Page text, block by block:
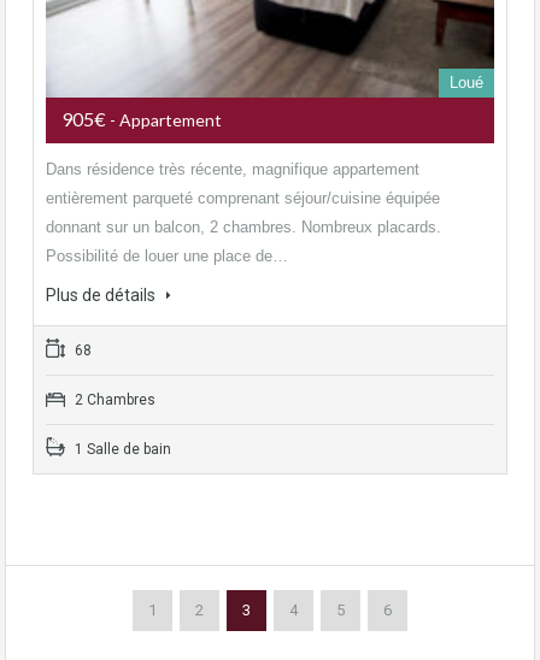
Loué
905€ - Appartement
Dans résidence très récente, magnifique appartement
entièrement parqueté comprenant séjour/cuisine équipée
donnant sur un balcon, 2 chambres. Nombreux placards.
Possibilité de louer une place de…
Plus de détails
68
2 Chambres
1 Salle de bain
1 2 3 4 5 6